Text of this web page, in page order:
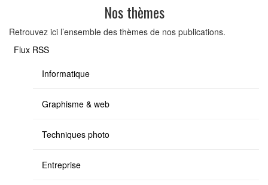
Nos thèmes
Retrouvez ici l’ensemble des thèmes de nos publications.
Flux RSS
Informatique
Graphisme & web
Techniques photo
Entreprise